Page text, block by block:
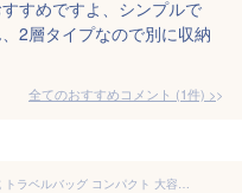
すめですよ、シンプルで
2層タイプなので別に収納
全てのおすすめコメント (1件) >
プールバッグ 乾湿分離 5色 折り畳み式 トラベルバッグ コンパクト 大容量 防水 ジムバッグ スイムバッグ イヤホンホール搭載 海水浴 温泉バッグ スポーツバッグ サマーバッグ 水泳バッグ 防水バッグ レディース 大きい シンプル おしゃれ かわいい リュック 海 ユニセックス